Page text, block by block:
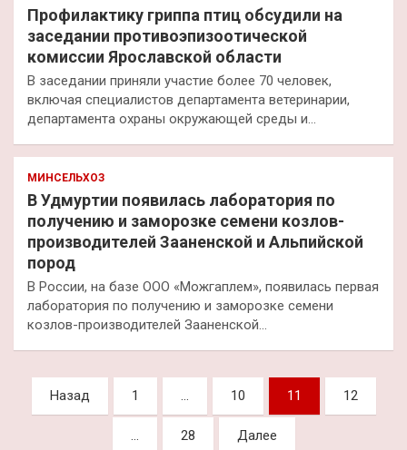
Профилактику гриппа птиц обсудили на
заседании противоэпизоотической
комиссии Ярославской области
​В заседании приняли участие более 70 человек,
включая специалистов департамента ветеринарии,
департамента охраны окружающей среды и…
МИНСЕЛЬХОЗ
В Удмуртии появилась лаборатория по
получению и заморозке семени козлов-
производителей Зааненской и Альпийской
пород
В России, на базе ООО «Можгаплем», появилась первая
лаборатория по получению и заморозке семени
козлов-производителей Зааненской…
Пагинация
записей
Назад 1 10 11 12
28 Далее